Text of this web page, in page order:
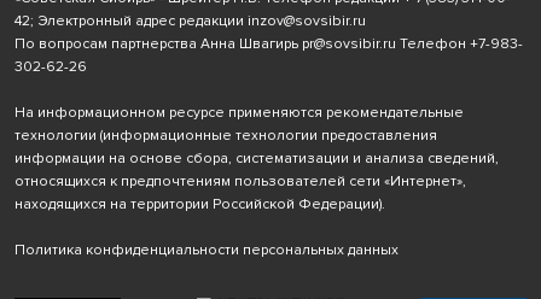
42; Электронный адрес редакции inzov@sovsibir.ru
По вопросам партнерства Анна Швагирь pr@sovsibir.ru Телефон +7-983-
302-62-26
На информационном ресурсе применяются рекомендательные
технологии (информационные технологии предоставления
информации на основе сбора, систематизации и анализа сведений,
относящихся к предпочтениям пользователей сети «Интернет»,
находящихся на территории Российской Федерации).
Политика конфиденциальности персональных данных